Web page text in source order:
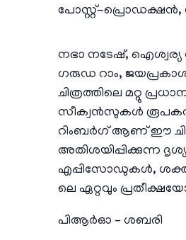
പോസ്റ്റ്-പ്രൊഡക്ഷൻ,
നഭാ നടേഷ്, ഐശ്വര്യ
ഗരുഡ റാം,
ചിത്രത്തിലെ മറ്റു
സീക്വൻസുകൾ
റിംബർഗ് ആണ് ഈ
അതിശയിപ്പിക്കുന്ന
എപ്പിസോഡുകൾ,
ലെ ഏറ്റവും
പിആർഓ – ശബരി